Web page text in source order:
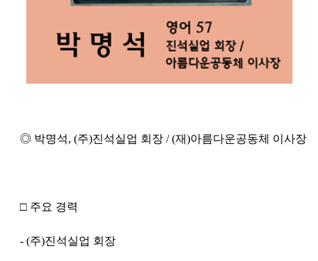
◎ 박명석, (주)진석실업 회장 / (재)아름다운공동체 이사장
□ 주요 경력
- (주)진석실업 회장